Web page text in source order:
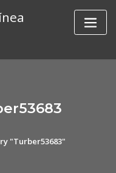
"Turber53683"